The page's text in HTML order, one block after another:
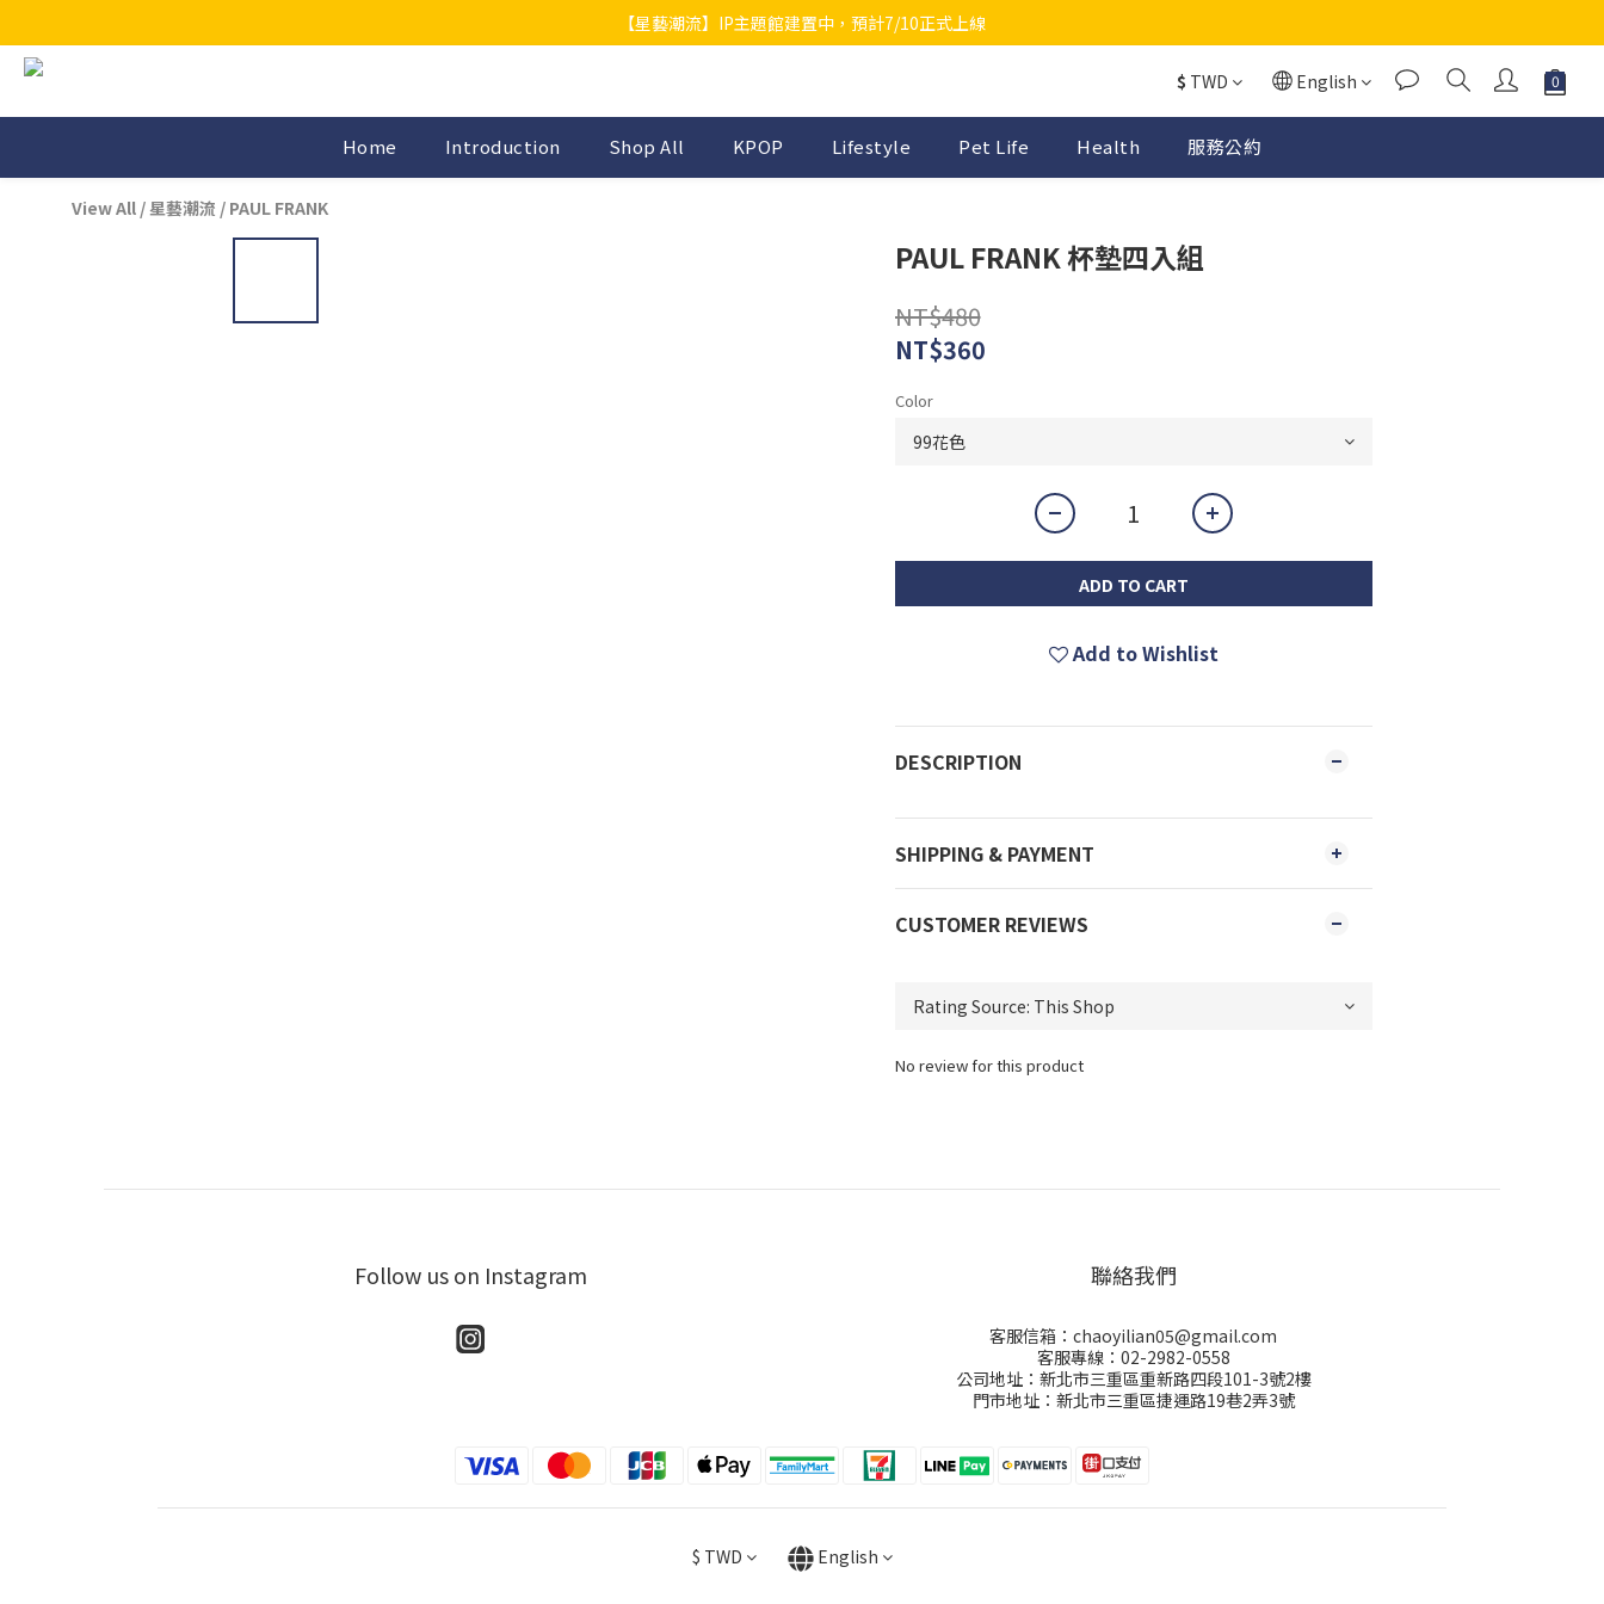
【星藝潮流】IP主題館建置中，預計7/10正式上線
$ TWD English
Home Introduction Shop All KPOP Lifestyle Pet Life Health 服務公約
View All /星藝潮流 / PAUL FRANK
PAUL FRANK 杯墊四入組
NT$480
NT$360
Color
ADD TO CART
Add to Wishlist
DESCRIPTION
SHIPPING & PAYMENT
CUSTOMER REVIEWS
No review for this product
Follow us on Instagram 聯絡我們
客服信箱：chaoyilian05@gmail.com
客服專線：02-2982-0558
公司地址：新北市三重區重新路四段101-3號2樓
門市地址：新北市三重區捷運路19巷2弄3號
$ TWD English